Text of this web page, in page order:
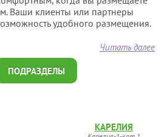
Ваши клиенты или партнеры
удобного размещения.
Читать далее
ПОДРАЗДЕЛЫ
КАРЕЛИЯ